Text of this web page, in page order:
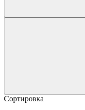
Сортировка